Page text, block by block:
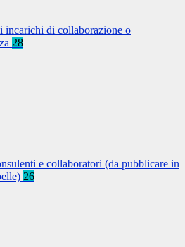
incarichi di collaborazione o
28
e collaboratori (da pubblicare in
26